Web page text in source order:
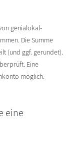
genialokal-
Die Summe
(und ggf. gerundet).
Eine
möglich.
eine